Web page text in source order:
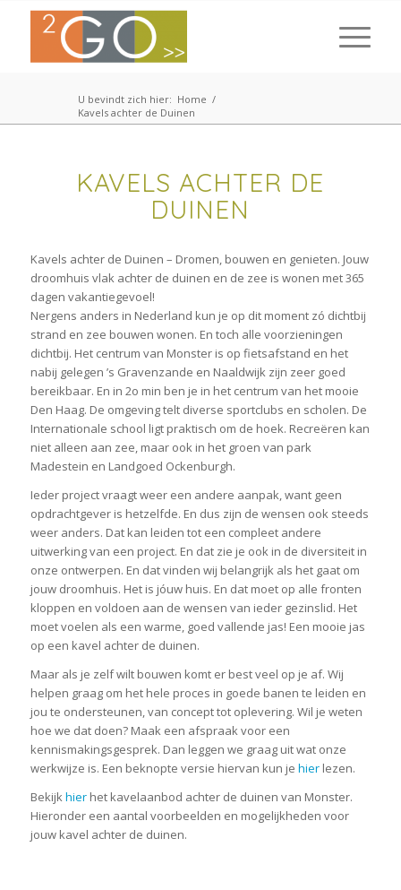
U bevindt zich hier: Home /
Kavels achter de Duinen
KAVELS ACHTER DE
DUINEN
Kavels achter de Duinen – Dromen, bouwen en genieten. Jouw
droomhuis vlak achter de duinen en de zee is wonen met 365
dagen vakantiegevoel!
Nergens anders in Nederland kun je op dit moment zó dichtbij
strand en zee bouwen wonen. En toch alle voorzieningen
dichtbij. Het centrum van Monster is op fietsafstand en het
nabij gelegen ’s Gravenzande en Naaldwijk zijn zeer goed
bereikbaar. En in 2o min ben je in het centrum van het mooie
Den Haag. De omgeving telt diverse sportclubs en scholen. De
Internationale school ligt praktisch om de hoek. Recreëren kan
niet alleen aan zee, maar ook in het groen van park
Madestein en Landgoed Ockenburgh.
Ieder project vraagt weer een andere aanpak, want geen
opdrachtgever is hetzelfde. En dus zijn de wensen ook steeds
weer anders. Dat kan leiden tot een compleet andere
uitwerking van een project. En dat zie je ook in de diversiteit in
onze ontwerpen. En dat vinden wij belangrijk als het gaat om
jouw droomhuis. Het is jóuw huis. En dat moet op alle fronten
kloppen en voldoen aan de wensen van ieder gezinslid. Het
moet voelen als een warme, goed vallende jas! Een mooie jas
op een kavel achter de duinen.
Maar als je zelf wilt bouwen komt er best veel op je af. Wij
helpen graag om het hele proces in goede banen te leiden en
jou te ondersteunen, van concept tot oplevering. Wil je weten
hoe we dat doen? Maak een afspraak voor een
kennismakingsgesprek. Dan leggen we graag uit wat onze
werkwijze is. Een beknopte versie hiervan kun je hierlezen.
Bekijkhierhet kavelaanbod achter de duinen van Monster.
Hieronder een aantal voorbeelden en mogelijkheden voor
jouw kavel achter de duinen.